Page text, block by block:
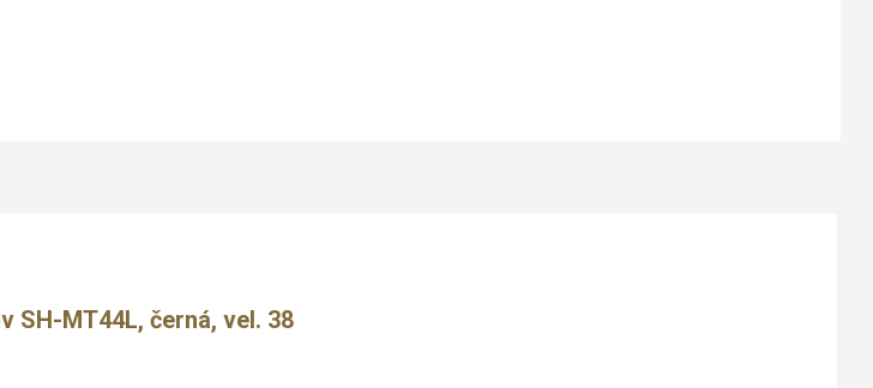
SH-MT44L, černá, vel. 38